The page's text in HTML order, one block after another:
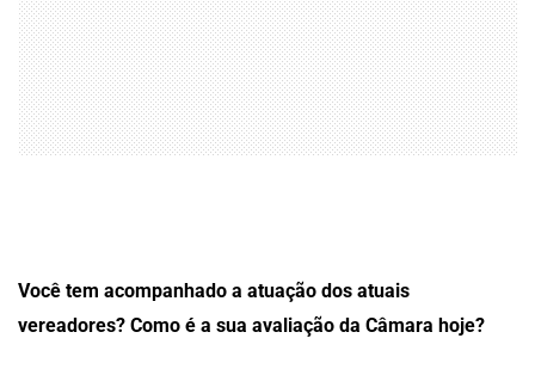
Você tem acompanhado a atuação dos atuais
vereadores? Como é a sua avaliação da Câmara hoje?